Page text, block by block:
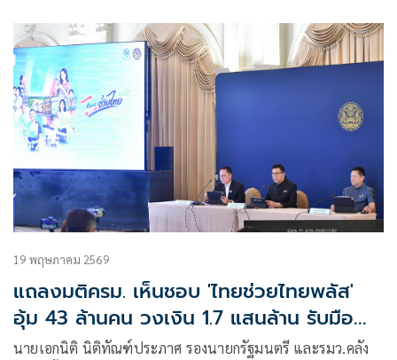
19 พฤษภาคม 2569
แถลงมติครม. เห็นชอบ 'ไทยช่วยไทยพลัส'
อุ้ม 43 ล้านคน วงเงิน 1.7 แสนล้าน รับมือ
วิกฤตซ้อนวิกฤต
นายเอกนิติ นิติทัณฑ์ประภาศ รองนายกรัฐมนตรี และรมว.คลัง